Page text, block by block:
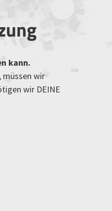
kann.
wir
wir DEINE